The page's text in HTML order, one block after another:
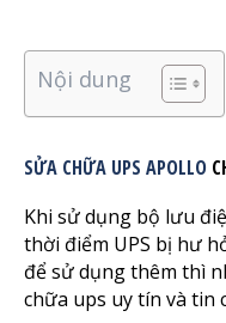
Nội dung
SỬA CHỮA UPS APOLLO
Khi sử dụng bộ lưu
thời điểm UPS bị hư
để sử dụng thêm thì
chữa ups uy tín và tin